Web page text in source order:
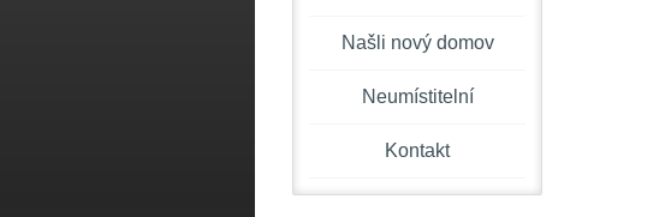
Našli nový domov
Neumístitelní
Kontakt